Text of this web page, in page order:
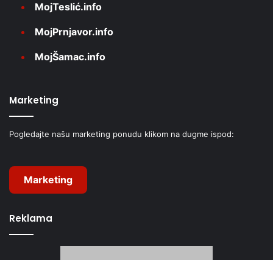
MojTeslić.info
MojPrnjavor.info
MojŠamac.info
Marketing
Pogledajte našu marketing ponudu klikom na dugme ispod:
Marketing
Reklama